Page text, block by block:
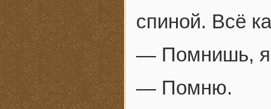
спиной. Всё
— Помнишь, я
— Помню.